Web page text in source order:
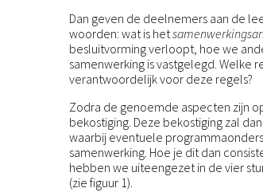
Dan geven de deelnemers aan de
woorden: wat is het
besluitvorming verloopt, hoe we
samenwerking is vastgelegd. Welke
verantwoordelijk voor deze regels?
Zodra de genoemde aspecten zijn
bekostiging. Deze bekostiging zal
waarbij eventuele
samenwerking. Hoe je dit dan
hebben we uiteengezet in de vier
(zie figuur 1).